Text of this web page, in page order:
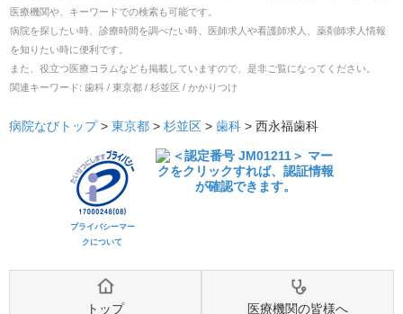
医療機関や、キーワードでの検索も可能です。
病院を探したい時、診療時間を調べたい時、医師求人や看護師求人、薬剤師求人情報
を知りたい時に便利です。
また、役立つ医療コラムなども掲載していますので、是非ご覧になってください。
関連キーワード: 歯科 / 東京都 / 杉並区 / かかりつけ
病院なびトップ > 東京都 > 杉並区 > 歯科 > 西永福歯科
プライバシーマー
クについて
トップ 医療機関の皆様へ